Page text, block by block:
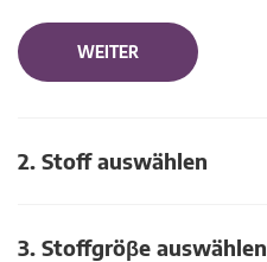
WEITER
2. Stoff auswählen
3. Stoffgröβe auswählen